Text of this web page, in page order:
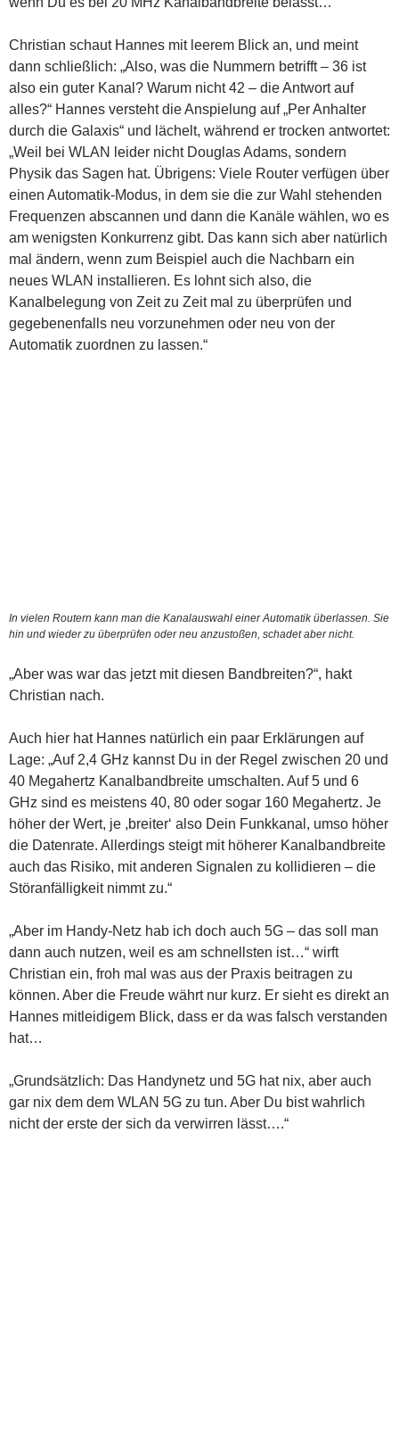
Christian schaut Hannes mit leerem Blick an, und meint
dann schließlich: „Also, was die Nummern betrifft – 36 ist
also ein guter Kanal? Warum nicht 42 – die Antwort auf
alles?“ Hannes versteht die Anspielung auf „Per Anhalter
durch die Galaxis“ und lächelt, während er trocken antwortet:
„Weil bei WLAN leider nicht Douglas Adams, sondern
Physik das Sagen hat. Übrigens: Viele Router verfügen über
einen Automatik-Modus, in dem sie die zur Wahl stehenden
Frequenzen abscannen und dann die Kanäle wählen, wo es
am wenigsten Konkurrenz gibt. Das kann sich aber natürlich
mal ändern, wenn zum Beispiel auch die Nachbarn ein
neues WLAN installieren. Es lohnt sich also, die
Kanalbelegung von Zeit zu Zeit mal zu überprüfen und
gegebenenfalls neu vorzunehmen oder neu von der
Automatik zuordnen zu lassen.“
In vielen Routern kann man die Kanalauswahl einer Automatik überlassen. Sie
hin und wieder zu überprüfen oder neu anzustoßen, schadet aber nicht.
„Aber was war das jetzt mit diesen Bandbreiten?“, hakt
Christian nach.
Auch hier hat Hannes natürlich ein paar Erklärungen auf
Lage: „Auf 2,4 GHz kannst Du in der Regel zwischen 20 und
40 Megahertz Kanalbandbreite umschalten. Auf 5 und 6
GHz sind es meistens 40, 80 oder sogar 160 Megahertz. Je
höher der Wert, je ,breiter‘ also Dein Funkkanal, umso höher
die Datenrate. Allerdings steigt mit höherer Kanalbandbreite
auch das Risiko, mit anderen Signalen zu kollidieren – die
Störanfälligkeit nimmt zu.“
„Aber im Handy-Netz hab ich doch auch 5G – das soll man
dann auch nutzen, weil es am schnellsten ist…“ wirft
Christian ein, froh mal was aus der Praxis beitragen zu
können. Aber die Freude währt nur kurz. Er sieht es direkt an
Hannes mitleidigem Blick, dass er da was falsch verstanden
hat…
„Grundsätzlich: Das Handynetz und 5G hat nix, aber auch
gar nix dem dem WLAN 5G zu tun. Aber Du bist wahrlich
nicht der erste der sich da verwirren lässt….“